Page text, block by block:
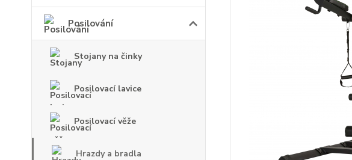
Posilování
Stojany na činky
Posilovací lavice
Posilovací věže
Hrazdy a bradla